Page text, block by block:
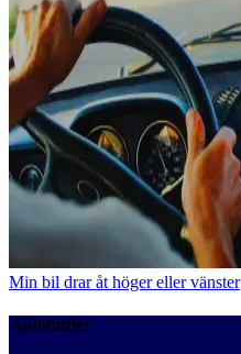
Min bil drar åt höger eller vänster
Autobutler